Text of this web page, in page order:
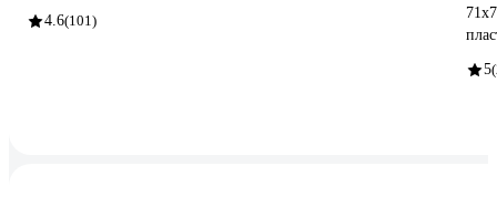
4.6(101)
5